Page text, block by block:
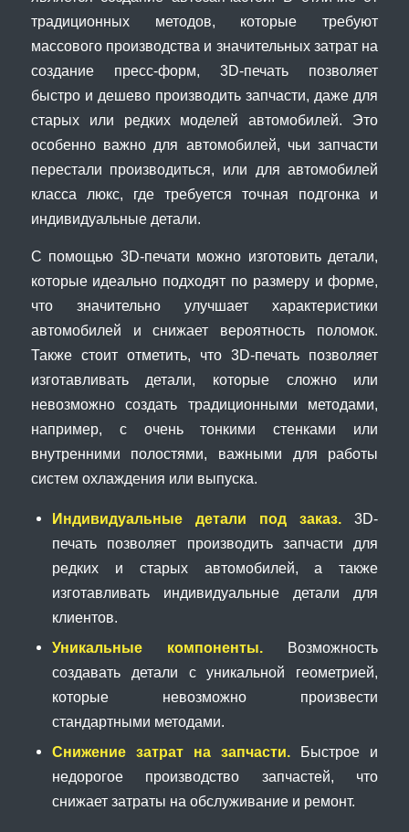
традиционных методов, которые требуют
массового производства и значительных затрат на
создание пресс-форм, 3D-печать позволяет
быстро и дешево производить запчасти, даже для
старых или редких моделей автомобилей. Это
особенно важно для автомобилей, чьи запчасти
перестали производиться, или для автомобилей
класса люкс, где требуется точная подгонка и
индивидуальные детали.
С помощью 3D-печати можно изготовить детали,
которые идеально подходят по размеру и форме,
что значительно улучшает характеристики
автомобилей и снижает вероятность поломок.
Также стоит отметить, что 3D-печать позволяет
изготавливать детали, которые сложно или
невозможно создать традиционными методами,
например, с очень тонкими стенками или
внутренними полостями, важными для работы
систем охлаждения или выпуска.
Индивидуальные детали под заказ. 3D-
печать позволяет производить запчасти для
редких и старых автомобилей, а также
изготавливать индивидуальные детали для
клиентов.
Уникальные компоненты. Возможность
создавать детали с уникальной геометрией,
которые невозможно произвести
стандартными методами.
Снижение затрат на запчасти. Быстрое и
недорогое производство запчастей, что
снижает затраты на обслуживание и ремонт.